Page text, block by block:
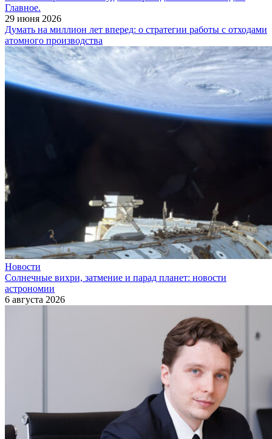
Главное.
29 июня 2026
Думать на миллион лет вперед: о стратегии работы с отходами
атомного производства
Новости
Солнечные вихри, затмение и парад планет: новости
астрономии
6 августа 2026